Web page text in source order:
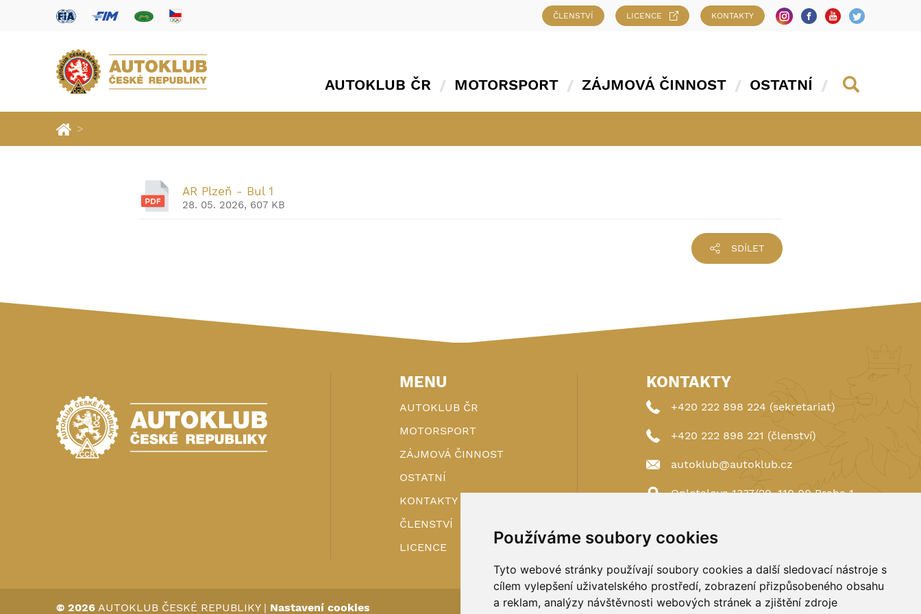
Používáme soubory cookies
Tyto webové stránky používají soubory cookies a další sledovací nástroje s
cílem vylepšení uživatelského prostředí, zobrazení přizpůsobeného obsahu
a reklam, analýzy návštěvnosti webových stránek a zjištění zdroje
ČLENSTVÍ LICENCE KONTAKTY
AUTOKLUB ČR MOTORSPORT ZÁJMOVÁ ČINNOST OSTATNÍ
>
AR Plzeň - Bul 1
28. 05. 2026, 607 KB
SDÍLET
MENU
AUTOKLUB ČR
MOTORSPORT
ZÁJMOVÁ ČINNOST
OSTATNÍ
KONTAKTY
ČLENSTVÍ
LICENCE
KONTAKTY
+420 222 898 224 (sekretariat)
+420 222 898 221 (členství)
autoklub@autoklub.cz
Opletalova 1337/29, 110 00 Praha 1
© 2026 AUTOKLUB ČESKÉ REPUBLIKY| Nastavení cookies Spravováno a hostováno uDIGITREE